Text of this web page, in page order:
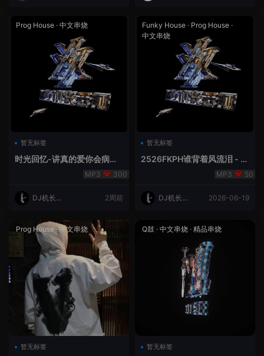
Prog House · 中文串烧
暂无标签
时光回忆-讲真的爱你会病变
300
DJ机长云
2周前
Funky House · Prog House ·
中文串烧
暂无标签
2526FKPH谁背着风流泪 - D
50
DJ机长云
2026-06-19
Prog House ·中文串烧
暂无标签
Q鼓 · 中文串烧 · 精品串烧
暂无标签